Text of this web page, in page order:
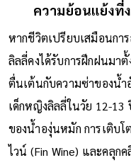
ความย้อนแย้งที่
หากชีวิตเปรียบเสมือนกา
ลิลลี่คงได้รับการฝึกฝนมา
ตื่นเต้นกับความซ่าของน้
เด็กหญิงลิลลี่ในวัย 12-13
ของน้ำองุ่นหมัก การเติบ
ไวน์ (Fin Wine) และคลุก